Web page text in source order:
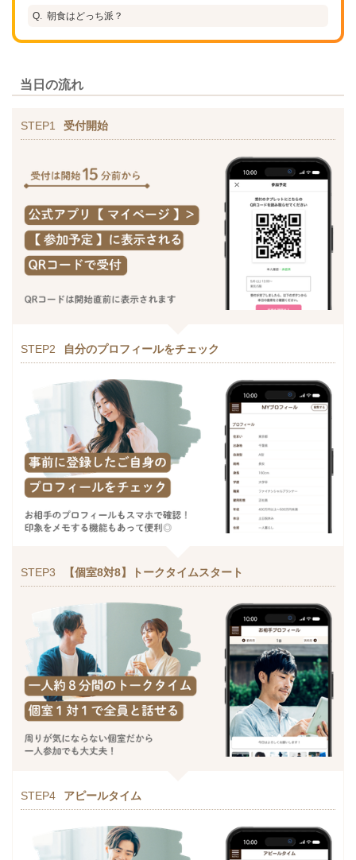
朝食はどっち派？
当日の流れ
STEP1 受付開始
STEP2 自分のプロフィールをチェック
STEP3 【個室8対8】トークタイムスタート
STEP4 アピールタイム